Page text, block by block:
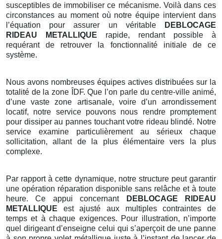
susceptibles de immobiliser ce mécanisme. Voilà dans ces
circonstances au moment où notre équipe intervient dans
l’équation pour assurer un véritable
DEBLOCAGE
RIDEAU METALLIQUE rapide, rendant possible à
requérant de retrouver la fonctionnalité initiale de ce
système.
Nous avons nombreuses équipes actives distribuées sur la
totalité de la zone ÎDF. Que l’on parle du centre-ville animé,
d’une vaste zone artisanale, voire d’un arrondissement
locatif, notre service pouvons nous rendre promptement
pour dissiper au pannes touchant votre rideau blindé. Notre
service examine particulièrement au sérieux chaque
sollicitation, allant de la plus élémentaire vers la plus
complexe.
Par rapport à cette dynamique, notre structure peut garantir
une opération réparation disponible sans relâche et à toute
heure. Ce appui concernant
DEBLOCAGE RIDEAU
METALLIQUE est ajusté aux multiples contraintes de
temps et à chaque exigences. Pour illustration, n’importe
quel dirigeant d’enseigne celui qui s’aperçoit de une panne